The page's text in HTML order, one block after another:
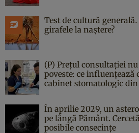
Test de cultură
girafele la naștere?
(P) Prețul consultației
poveste: ce
cabinet stomatologic
În aprilie 2029, un
pe lângă Pământ.
posibile consecințe